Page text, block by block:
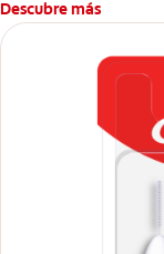
Descubre más